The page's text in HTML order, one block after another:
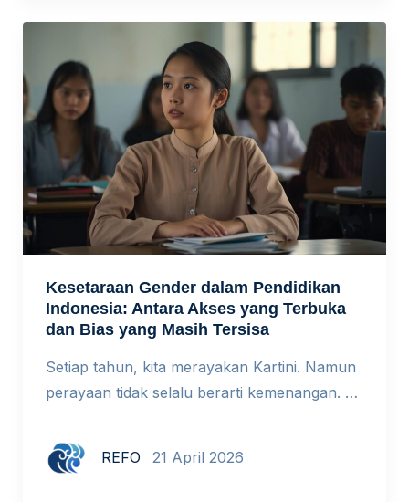
fiktif yang dibuat ChatGPT dalam gugatan
terhadap maskapai penerbangan. Mahasiswa
doktoral menyerahkan makalah dengan
puluhan sitasi fiktif. Di luar […]
Kesetaraan Gender dalam Pendidikan
Indonesia: Antara Akses yang Terbuka
dan Bias yang Masih Tersisa
Setiap tahun, kita merayakan Kartini. Namun
perayaan tidak selalu berarti kemenangan. Di
memang sudah hadir. Tapi apakah mereka
benar-benar setara? Dulu, perempuan
REFO 21 April 2026